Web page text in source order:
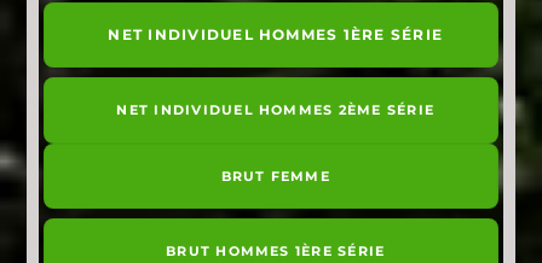
NET INDIVIDUEL HOMMES 1ÈRE SÉRIE
NET INDIVIDUEL HOMMES 2ÈME SÉRIE
BRUT FEMME
BRUT HOMMES 1ÈRE SÉRIE